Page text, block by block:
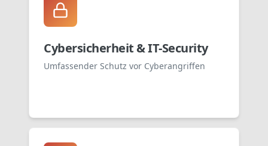
Cybersicherheit & IT-Security
Umfassender Schutz vor Cyberangriffen